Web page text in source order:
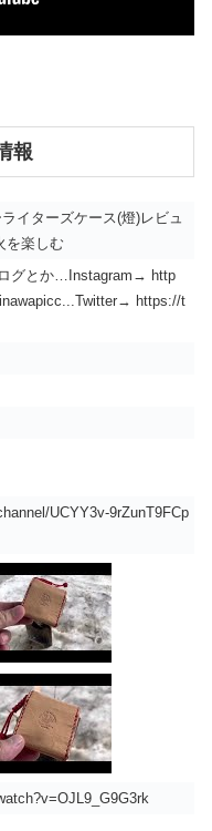
報
イターズケース(燈)レビュ
を楽しむ
グとか…Instagram→ http
https://t
UCYY3v-9rZunT9FCp